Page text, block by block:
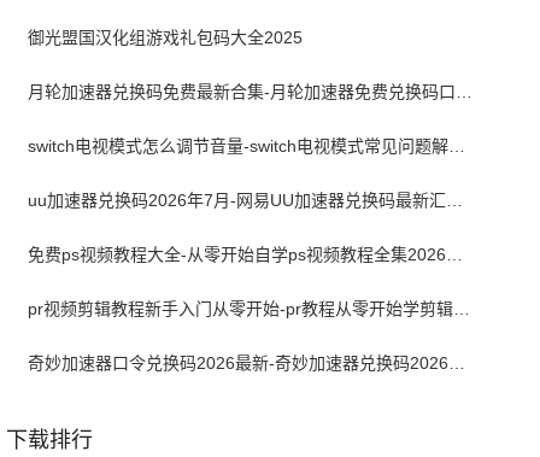
御光盟国汉化组游戏礼包码大全2025
switch电视模式怎么调节音量-switch电视模式常见问题解决方案
pr视频剪辑教程新手入门从零开始-pr教程从零开始学剪辑全集免费
下载排行